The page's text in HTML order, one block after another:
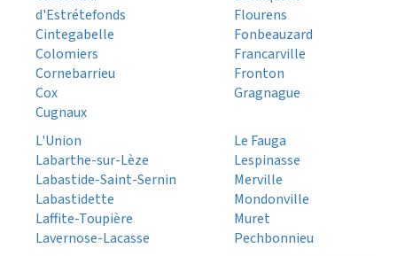
d'Estrétefonds
Cintegabelle
Colomiers
Cornebarrieu
Cox
Cugnaux
Flourens
Fonbeauzard
Francarville
Fronton
Gragnague
L'Union
Labarthe-sur-Lèze
Labastide-Saint-Sernin
Labastidette
Laffite-Toupière
Lavernose-Lacasse
Le Fauga
Lespinasse
Merville
Mondonville
Muret
Pechbonnieu